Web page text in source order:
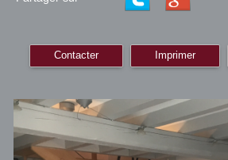
Contacter Imprimer